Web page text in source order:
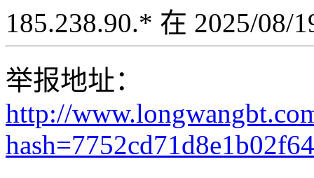
185.238.90.* 在 2025/08/
举报地址：
http://